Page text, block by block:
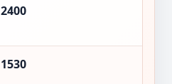
2400
1530